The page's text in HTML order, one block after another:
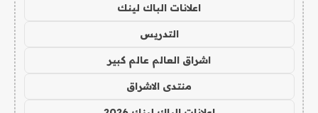
اعلانات الباك لينك
التدريس
اشراق العالم عالم كبير
منتدى الاشراق